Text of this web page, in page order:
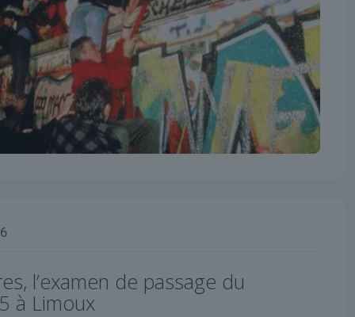
l’examen de passage du
à Limoux